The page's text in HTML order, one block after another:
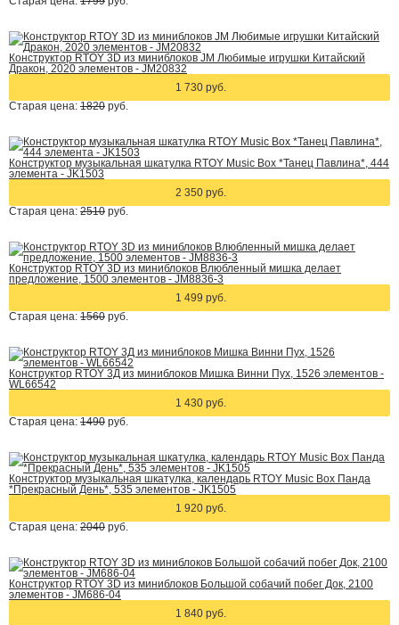
Конструктор RTOY 3D из миниблоков JM Любимые игрушки Китайский
Дракон, 2020 элементов - JM20832
1 730 руб.
Старая цена: 1820 руб.
Конструктор музыкальная шкатулка RTOY Music Box *Танец Павлина*, 444
элемента - JK1503
2 350 руб.
Старая цена: 2510 руб.
Конструктор RTOY 3D из миниблоков Влюбленный мишка делает
предложение, 1500 элементов - JM8836-3
1 499 руб.
Старая цена: 1560 руб.
Конструктор RTOY 3Д из миниблоков Мишка Винни Пух, 1526 элементов -
WL66542
1 430 руб.
Старая цена: 1490 руб.
Конструктор музыкальная шкатулка, календарь RTOY Music Box Панда
*Прекрасный День*, 535 элементов - JK1505
1 920 руб.
Старая цена: 2040 руб.
Конструктор RTOY 3D из миниблоков Большой собачий побег Док, 2100
элементов - JM686-04
1 840 руб.